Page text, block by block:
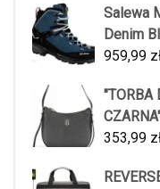
Salewa
Denim
959,99
"TORBA
353,99